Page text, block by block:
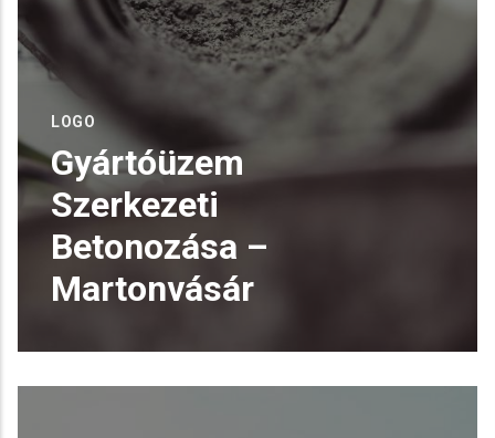
LOGO
Gyártóüzem
Szerkezeti
Betonozása –
Martonvásár
Gyártóüzem Szerkezeti
Betonozása – Martonvásár